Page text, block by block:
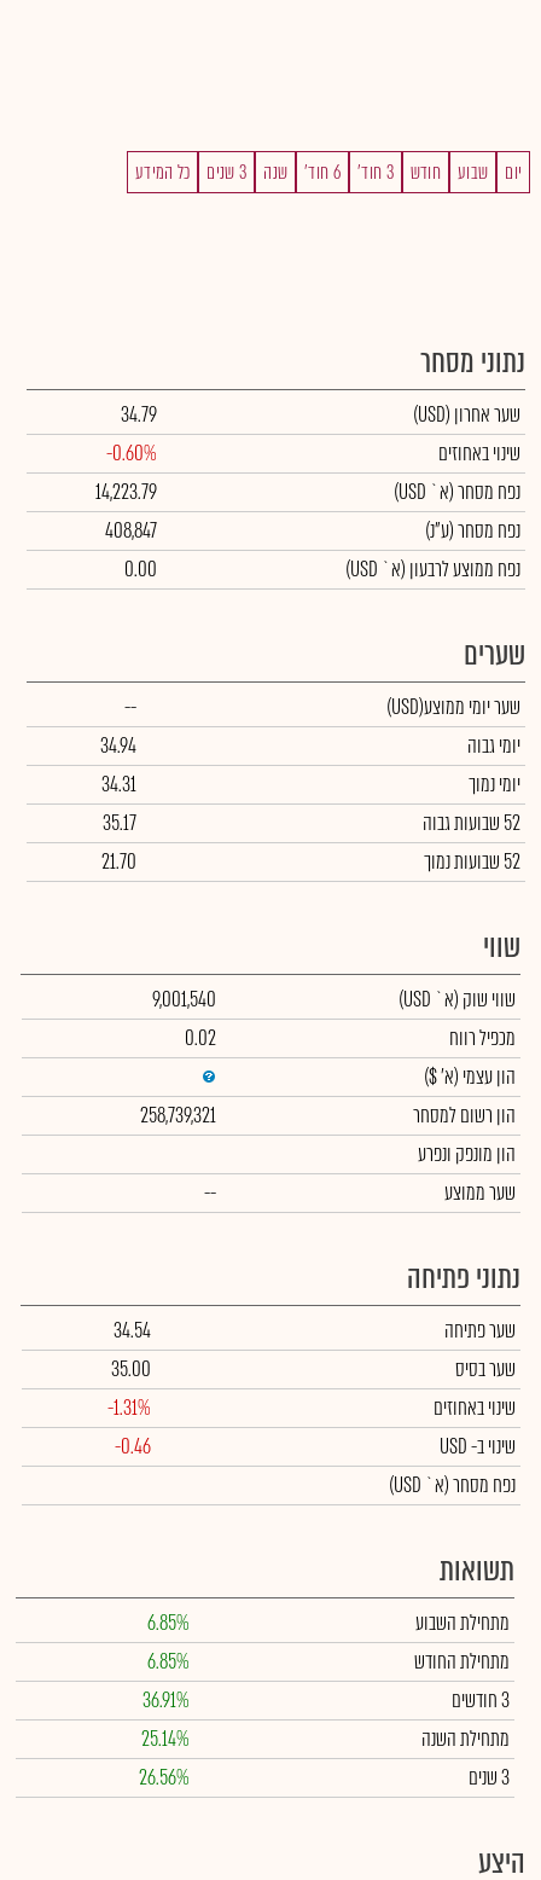
יום שבוע חודש 3 חוד' 6 חוד' שנה 3 שנים כל המידע
נתוני מסחר
שער אחרון (USD)
34.79
שינוי באחוזים
-0.60%
נפח מסחר(א` USD)
14,223.79
נפח מסחר(ע"נ)
408,847
נפח ממוצע לרבעון (א` USD)
0.00
שערים
שער יומי ממוצע(USD)
--
יומי גבוה
34.94
יומי נמוך
34.31
52 שבועות גבוה
35.17
52 שבועות נמוך
21.70
שווי
שווי שוק (א` USD)
9,001,540
מכפיל רווח
0.02
הון עצמי (א' $)
הון רשום למסחר
258,739,321
הון מונפק ונפרע
שער ממוצע
--
נתוני פתיחה
שער פתיחה
34.54
שער בסיס
35.00
שינוי באחוזים
-1.31%
שינויב- USD
-0.46
נפח מסחר(א` USD)
תשואות
מתחילת השבוע
6.85%
מתחילת החודש
6.85%
3 חודשים
36.91%
מתחילת השנה
25.14%
3 שנים
26.56%
היצע